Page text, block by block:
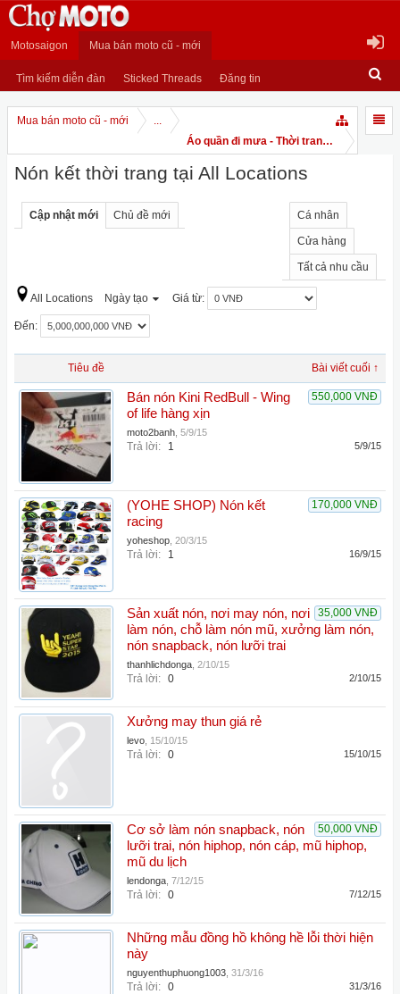
Motosaigon Mua bán moto cũ - mới
Tìm kiếm diễn đàn Sticked Threads Đăng tin
Mua bán moto cũ - mới
...
Áo quần đi mưa - Thời trang moto - mô
Nón kết thời trang tại All Locations
Cập nhật mới Chủ đề mới Cá nhân
Cửa hàng
Tất cả nhu cầu
All Locations Ngày tạo Giá từ:
Đến:
Tiêu đề Bài viết cuối ↑
550,000 VNĐ
Bán nón Kini RedBull - Wing
of life hàng xịn
moto2banh 5/9/15
Trả lời: 1 5/9/15
170,000 VNĐ
(YOHE SHOP) Nón kết
racing
yoheshop 20/3/15
Trả lời: 1 16/9/15
35,000 VNĐ
Sản xuất nón, nơi may nón, nơi
làm nón, chỗ làm nón mũ, xưởng làm nón,
nón snapback, nón lưỡi trai
thanhlichdonga 2/10/15
Trả lời: 0 2/10/15
Xưởng may thun giá rẻ
levo 15/10/15
Trả lời: 0 15/10/15
50,000 VNĐ
Cơ sở làm nón snapback, nón
lưỡi trai, nón hiphop, nón cáp, mũ hiphop,
mũ du lịch
lendonga 7/12/15
Trả lời: 0 7/12/15
Những mẫu đồng hồ không hề lỗi thời hiện
này
nguyenthuphuong1003 31/3/16
Trả lời: 0 31/3/16